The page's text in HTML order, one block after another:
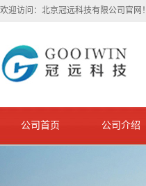
欢迎访问：北京冠远科技有限公司官网！
公司首页 公司介绍